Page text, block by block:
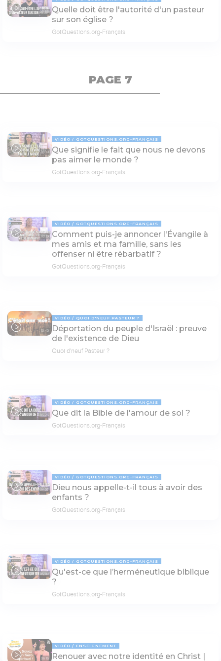
03:55
Quelle doit être l'autorité d'un pasteur
sur son église ?
GotQuestions.org-Français
PAGE 7
04:41
VIDÉO GOTQUESTIONS.ORG-FRANÇAIS
Que signifie le fait que nous ne devons
pas aimer le monde ?
GotQuestions.org-Français
02:19
VIDÉO GOTQUESTIONS.ORG-FRANÇAIS
Comment puis-je annoncer l'Évangile à
mes amis et ma famille, sans les
offenser ni être rébarbatif ?
GotQuestions.org-Français
10:40
VIDÉO QUOI D'NEUF PASTEUR ?
Déportation du peuple d'Israël : preuve
de l'existence de Dieu
Quoi d'neuf Pasteur ?
05:26
VIDÉO GOTQUESTIONS.ORG-FRANÇAIS
Que dit la Bible de l'amour de soi ?
GotQuestions.org-Français
04:07
VIDÉO GOTQUESTIONS.ORG-FRANÇAIS
Dieu nous appelle-t-il tous à avoir des
enfants ?
GotQuestions.org-Français
05:00
VIDÉO GOTQUESTIONS.ORG-FRANÇAIS
Qu'est-ce que l’herméneutique biblique
?
GotQuestions.org-Français
06:15
VIDÉO ENSEIGNEMENT
Renouer avec notre identité en Christ |